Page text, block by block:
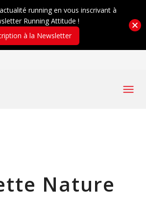
Nature
running en vous inscrivant à
Running Attitude !
à la Newsletter